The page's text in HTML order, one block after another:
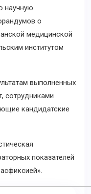
о
медицинской
институтом
выполненных
сотрудниками
кандидатские
показателей